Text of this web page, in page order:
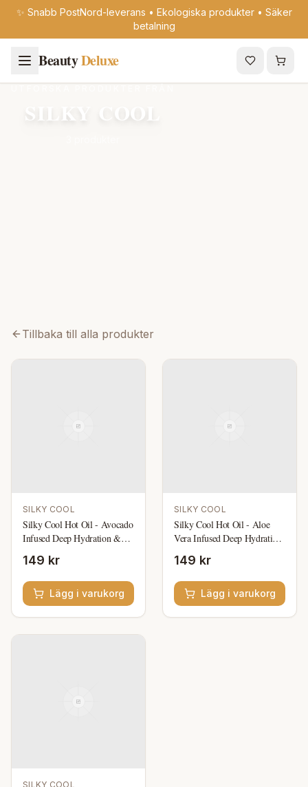
✨ Snabb PostNord-leverans • Ekologiska produkter • Säker
betalning
BeautyDeluxe
SILKY COOL
Tillbaka till alla produkter
SILKY COOL
Silky Cool Hot Oil - Avocado
Infused Deep Hydration &
Hair
149 kr
Lägg i varukorg
SILKY COOL
Silky Cool Hot Oil - Aloe
Vera Infused Deep Hydration
Hair
149 kr
Lägg i varukorg
SILKY COOL